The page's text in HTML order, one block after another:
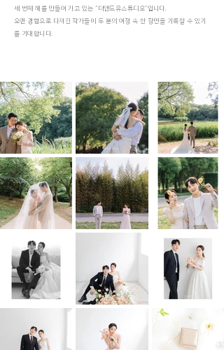
세 번째 해를 만들어 가고 있는 “더앤드유스튜디오”입니다.
오랜 경험으로 다져진 작가들이 두 분의 여정 속 한 장면을 기록할 수 있기
를 기대합니다.